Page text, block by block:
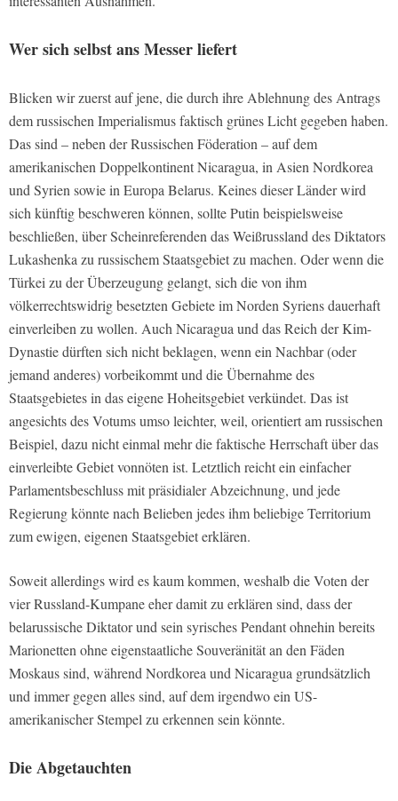
Wer sich selbst ans Messer liefert
Blicken wir zuerst auf jene, die durch ihre Ablehnung des Antrags
dem russischen Imperialismus faktisch grünes Licht gegeben haben.
Das sind – neben der Russischen Föderation – auf dem
amerikanischen Doppelkontinent Nicaragua, in Asien Nordkorea
und Syrien sowie in Europa Belarus. Keines dieser Länder wird
sich künftig beschweren können, sollte Putin beispielsweise
beschließen, über Scheinreferenden das Weißrussland des Diktators
Lukashenka zu russischem Staatsgebiet zu machen. Oder wenn die
Türkei zu der Überzeugung gelangt, sich die von ihm
völkerrechtswidrig besetzten Gebiete im Norden Syriens dauerhaft
einverleiben zu wollen. Auch Nicaragua und das Reich der Kim-
Dynastie dürften sich nicht beklagen, wenn ein Nachbar (oder
jemand anderes) vorbeikommt und die Übernahme des
Staatsgebietes in das eigene Hoheitsgebiet verkündet. Das ist
angesichts des Votums umso leichter, weil, orientiert am russischen
Beispiel, dazu nicht einmal mehr die faktische Herrschaft über das
einverleibte Gebiet vonnöten ist. Letztlich reicht ein einfacher
Parlamentsbeschluss mit präsidialer Abzeichnung, und jede
Regierung könnte nach Belieben jedes ihm beliebige Territorium
zum ewigen, eigenen Staatsgebiet erklären.
Soweit allerdings wird es kaum kommen, weshalb die Voten der
vier Russland-Kumpane eher damit zu erklären sind, dass der
belarussische Diktator und sein syrisches Pendant ohnehin bereits
Marionetten ohne eigenstaatliche Souveränität an den Fäden
Moskaus sind, während Nordkorea und Nicaragua grundsätzlich
und immer gegen alles sind, auf dem irgendwo ein US-
amerikanischer Stempel zu erkennen sein könnte.
Die Abgetauchten